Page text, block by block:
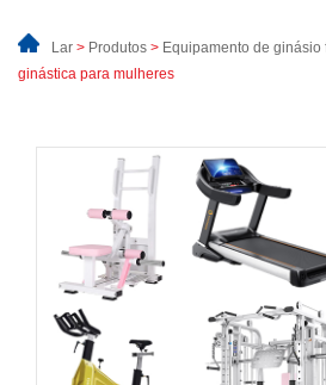
Lar > Produtos > Equipamento de ginásio
ginástica para mulheres